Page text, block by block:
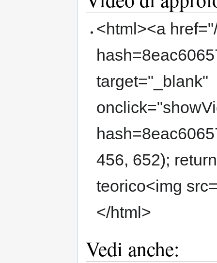
<html><a
target="_blank"
456, 652);
teorico<img
</html>
Vedi anche: